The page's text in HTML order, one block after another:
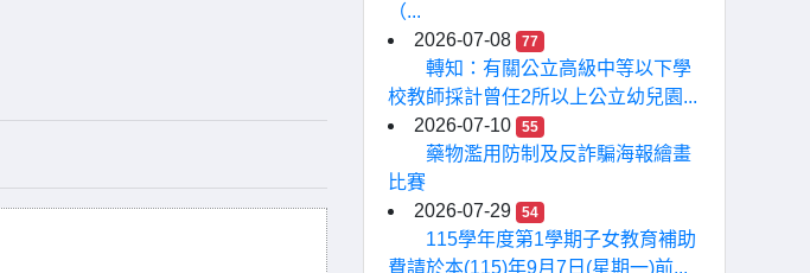
（...
2026-07-08
77
轉知：有關公立高級中等以下學
校教師採計曾任2所以上公立幼兒園...
2026-07-10
55
藥物濫用防制及反詐騙海報繪畫
比賽
2026-07-29
54
115學年度第1學期子女教育補助
費請於本(115)年9月7日(星期一)前...